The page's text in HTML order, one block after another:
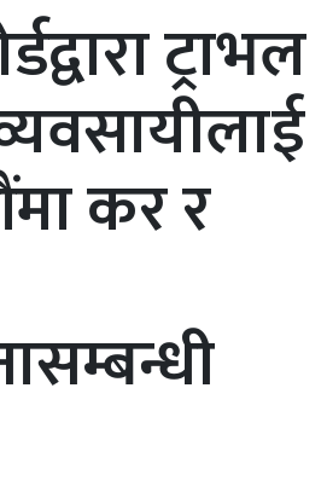
ट्राभल
कर र